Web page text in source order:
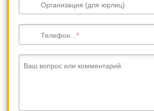
Организация (для юрлиц)
Телефон...
Ваш вопрос или комментарий